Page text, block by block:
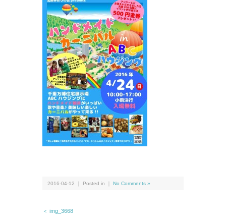
2016-04-12 ｜ Posted in ｜ No Comments »
＜ img_3668